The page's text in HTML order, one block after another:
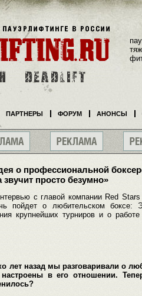
о профессиональной
просто безумно»
с главой компании Red
пойдет о любительском боксе:
крупнейших турниров и о
лет назад мы разговаривали о
в его отношении.
ПАРТНЕРЫ ФОРУМ АНОНСЫ